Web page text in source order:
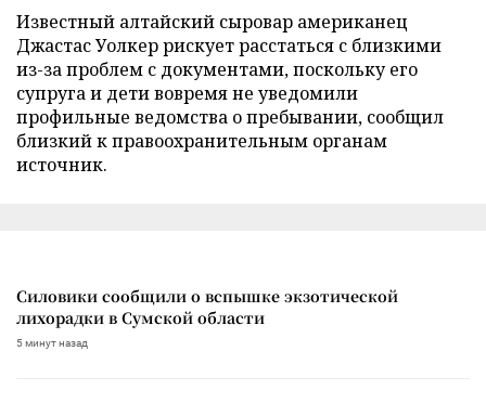
Известный алтайский сыровар американец
Джастас Уолкер рискует расстаться с близкими
из-за проблем с документами, поскольку его
супруга и дети вовремя не уведомили
профильные ведомства о пребывании, сообщил
близкий к правоохранительным органам
источник.
Силовики сообщили о вспышке экзотической
лихорадки в Сумской области
5 минут назад